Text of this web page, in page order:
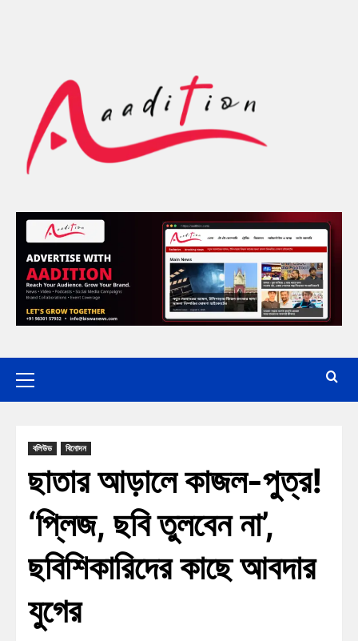
বলিউড বিনোদন
ছাতার আড়ালে কাজল-পুত্র!
‘প্লিজ, ছবি তুলবেন না’,
ছবিশিকারিদের কাছে আবদার
যুগের